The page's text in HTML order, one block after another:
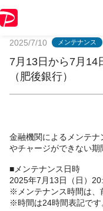
2025/7/10 メンテナンス
7月13日から7月14
（肥後銀行）
金融機関によるメンテ
やチャージができない期
■メンテナンス日時
2025年7月13日（日）
※メンテナンス時間は、
※時間は24時間表記です